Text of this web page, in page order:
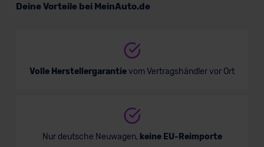
Deine Vorteile bei MeinAuto.de
Volle Herstellergarantievom Vertragshändler vor Ort
Nur deutsche Neuwagen, keine EU-Reimporte